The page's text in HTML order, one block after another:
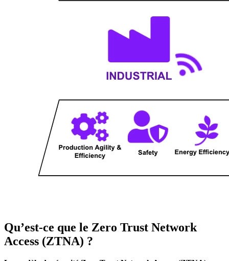
Qu’est-ce que le Zero Trust Network
Access (ZTNA) ?